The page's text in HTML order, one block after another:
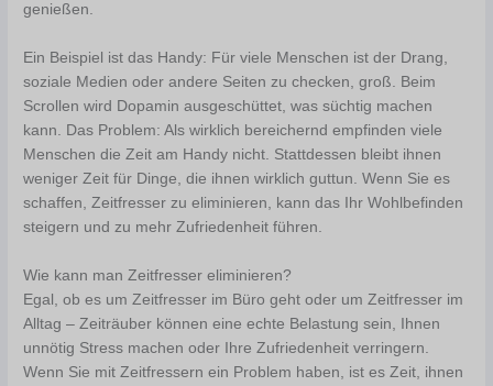
genießen.
Ein Beispiel ist das Handy: Für viele Menschen ist der Drang,
soziale Medien oder andere Seiten zu checken, groß. Beim
Scrollen wird Dopamin ausgeschüttet, was süchtig machen
kann. Das Problem: Als wirklich bereichernd empfinden viele
Menschen die Zeit am Handy nicht. Stattdessen bleibt ihnen
weniger Zeit für Dinge, die ihnen wirklich guttun. Wenn Sie es
schaffen, Zeitfresser zu eliminieren, kann das Ihr Wohlbefinden
steigern und zu mehr Zufriedenheit führen.
Wie kann man Zeitfresser eliminieren?
Egal, ob es um Zeitfresser im Büro geht oder um Zeitfresser im
Alltag – Zeiträuber können eine echte Belastung sein, Ihnen
unnötig Stress machen oder Ihre Zufriedenheit verringern.
Wenn Sie mit Zeitfressern ein Problem haben, ist es Zeit, ihnen